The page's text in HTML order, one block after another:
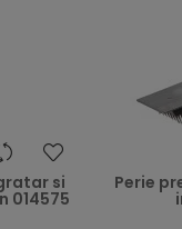
heart
si
014575
Perie